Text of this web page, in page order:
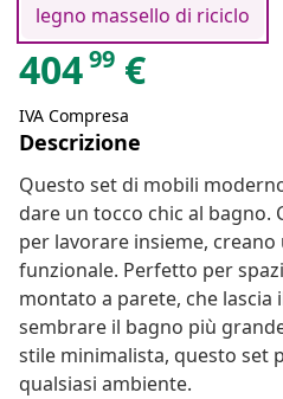
legno massello di riciclo
40499 €
IVA Compresa
Descrizione
Questo set di mobili
dare un tocco chic al bagno.
per lavorare insieme,
funzionale. Perfetto per
montato a parete, che lascia
sembrare il bagno più
stile minimalista, questo set
qualsiasi ambiente.